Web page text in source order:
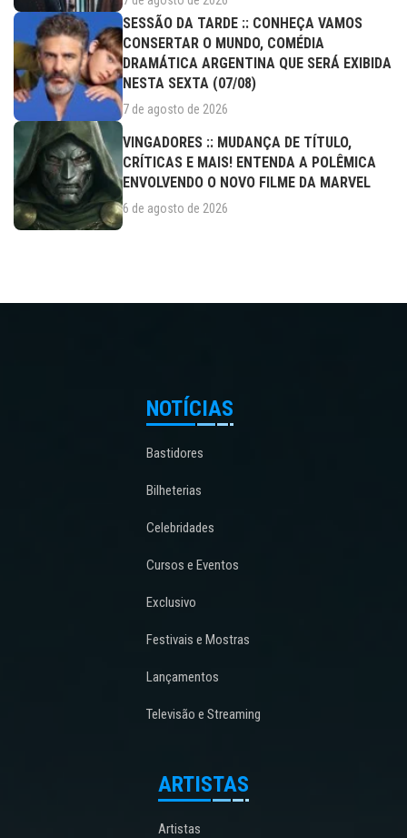
SESSÃO DA TARDE :: CONHEÇA VAMOS
CONSERTAR O MUNDO, COMÉDIA
DRAMÁTICA ARGENTINA QUE SERÁ EXIBIDA
NESTA SEXTA (07/08)
7 de agosto de 2026
VINGADORES :: MUDANÇA DE TÍTULO,
CRÍTICAS E MAIS! ENTENDA A POLÊMICA
ENVOLVENDO O NOVO FILME DA MARVEL
6 de agosto de 2026
NOTÍCIAS
Bastidores
Bilheterias
Celebridades
Cursos e Eventos
Exclusivo
Festivais e Mostras
Lançamentos
Televisão e Streaming
ARTISTAS
Artistas